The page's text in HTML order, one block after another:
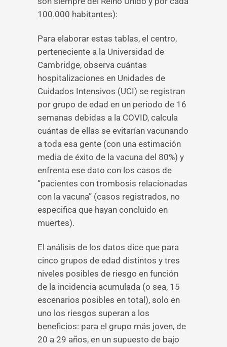
100.000 habitantes):
Para elaborar estas tablas, el centro,
perteneciente a la Universidad de
Cambridge, observa cuántas
hospitalizaciones en Unidades de
Cuidados Intensivos (UCI) se registran
por grupo de edad en un periodo de 16
semanas debidas a la COVID, calcula
cuántas de ellas se evitarían vacunando
a toda esa gente (con una estimación
media de éxito de la vacuna del 80%) y
enfrenta ese dato con los casos de
“pacientes con trombosis relacionadas
con la vacuna” (casos registrados, no
especifica que hayan concluido en
muertes).
El análisis de los datos dice que para
cinco grupos de edad distintos y tres
niveles posibles de riesgo en función
de la incidencia acumulada (o sea, 15
escenarios posibles en total), solo en
uno los riesgos superan a los
beneficios: para el grupo más joven, de
20 a 29 años, en un supuesto de bajo